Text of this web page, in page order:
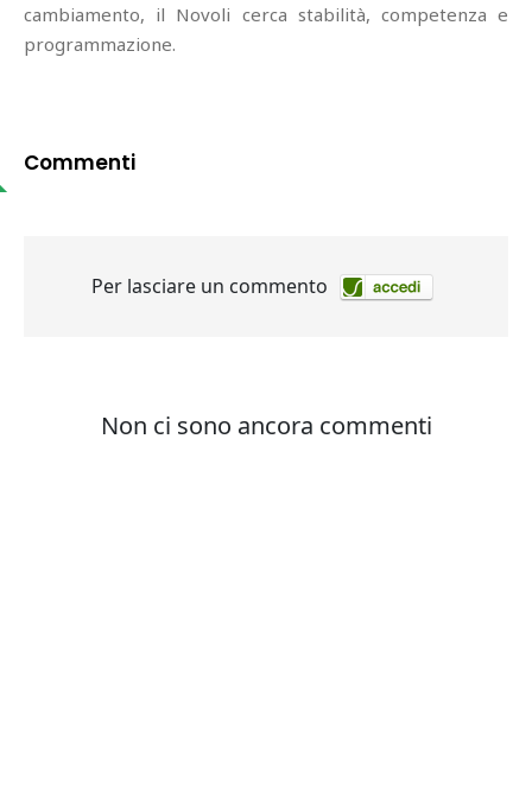
cambiamento, il Novoli cerca stabilità, competenza e
programmazione.
Commenti